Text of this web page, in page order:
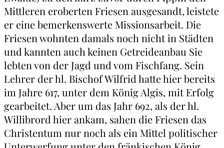
Mittleren eroberten Friesen ausgesandt, leistete
er eine bemerkenswerte Missionsarbeit. Die
Friesen wohnten damals noch nicht in Städten
und kannten auch keinen Getreideanbau Sie
lebten von der Jagd und vom Fischfang. Sein
Lehrer der hl. Bischof Wilfrid hatte hier bereits
im Jahre 617, unter dem König Algis, mit Erfolg
gearbeitet. Aber um das Jahr 692, als der hl.
Willibrord hier ankam, sahen die Friesen das
Christentum nur noch als ein Mittel politischer